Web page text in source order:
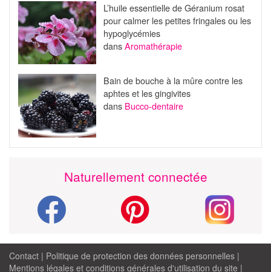
L’huile essentielle de Géranium rosat
pour calmer les petites fringales ou les
hypoglycémies
dansAromathérapie
Bain de bouche à la mûre contre les
aphtes et les gingivites
dans Bucco-dentaire
Naturellement connectée
Contact | Politique de protection des données personnelles |
Mentions légales et conditions générales d'utilisation du site |